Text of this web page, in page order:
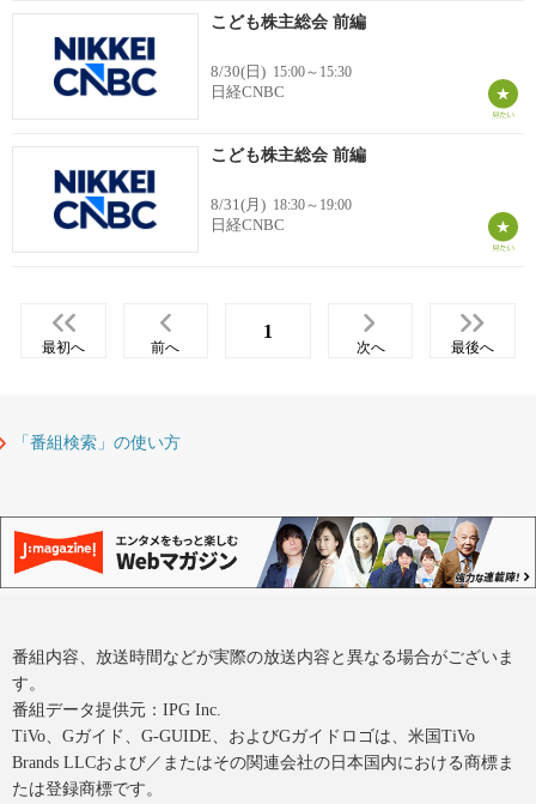
こども株主総会 前編
8/30(日) 15:00～15:30
日経CNBC
こども株主総会 前編
8/31(月) 18:30～19:00
日経CNBC
最初へ 前へ
1
次へ 最後へ
「番組検索」の使い方
番組内容、放送時間などが実際の放送内容と異なる場合がございま
す。
番組データ提供元：IPG Inc.
TiVo、Gガイド、G-GUIDE、およびGガイドロゴは、米国TiVo
Brands LLCおよび／またはその関連会社の日本国内における商標ま
たは登録商標です。